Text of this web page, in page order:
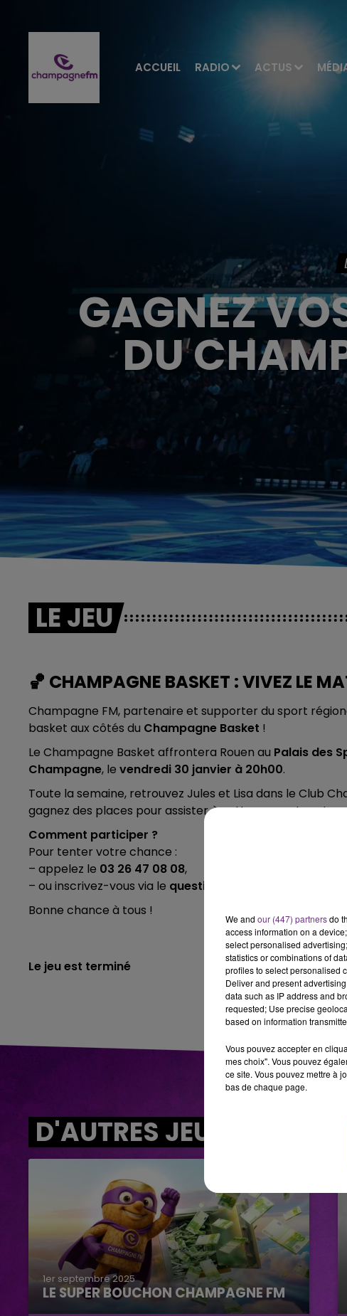
ACCUEIL RADIO ACTUS
GAGNEZ
DU
LE JEU
🏀 CHAMPAGNE BASKET : VIVEZ LE
Champagne FM, partenaire et supporter du sport
basket aux côtés du Champagne Basket !
Le Champagne Basket affrontera Rouen au Palais des
Champagne, le vendredi 30 janvier à 20h00.
Toute la semaine, retrouvez Jules et Lisa dans le Club
gagnez des places pour assister à cette rencontre et
Comment participer ?
Pour tenter votre chance :
– appelez le 03 26 47 08 08,
– ou inscrivez-vous via le questionnaire en ligne
Bonne chance à tous !
Le jeu est terminé
D'AUTRES JEUX
1er septembre 2025
LE SUPER BOUCHON CHAMPAGNE FM
We and our (447) partnersdo
access information on a
select personalised
statistics or combinations of
profiles to select personalised
Deliver and present
data such as IP address and
requested; Use precise
based on information
Vous pouvez accepter en
mes choix". Vous pouvez
ce site. Vous pouvez mettre à
bas de chaque page.